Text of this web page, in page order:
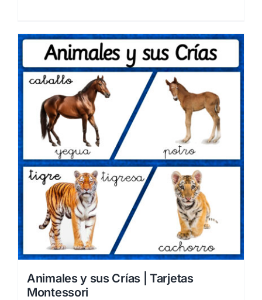
Animales y sus Crías | Tarjetas
Montessori